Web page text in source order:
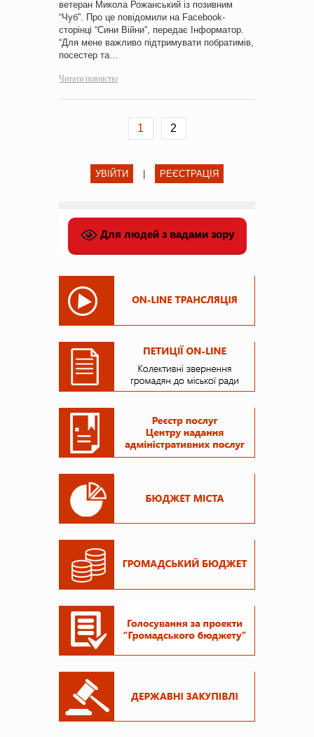
ветеран Микола Рожанський із позивним
“Чуб”. Про це повідомили на Facebook-
сторінці “Сини Війни”, передає Інформатор.
“Для мене важливо підтримувати побратимів,
посестер та…
Читати повністю
1 2
УВІЙТИ РЕЄСТРАЦІЯ
Для людей з вадами зору